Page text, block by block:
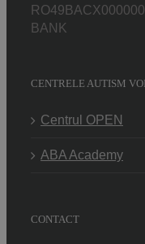
BANK
CENTRELE AUTISM
Centrul OPEN
ABA Academy
CONTACT